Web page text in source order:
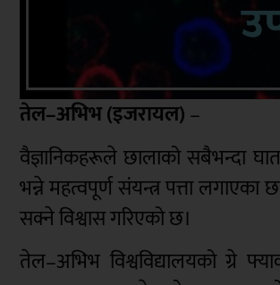
तेल–अभिभ (इजरायल)–
वैज्ञानिकहरूले छालाको सबैभन्दा
भन्ने महत्वपूर्ण संयन्त्र पत्ता
सक्ने विश्वास गरिएको छ।
तेल–अभिभ विश्वविद्यालयको ग्रे